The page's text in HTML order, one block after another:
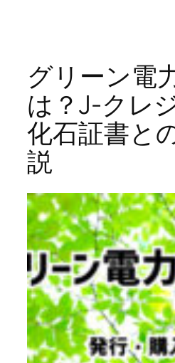
グリーン電
は？J-クレ
化石証書と
説